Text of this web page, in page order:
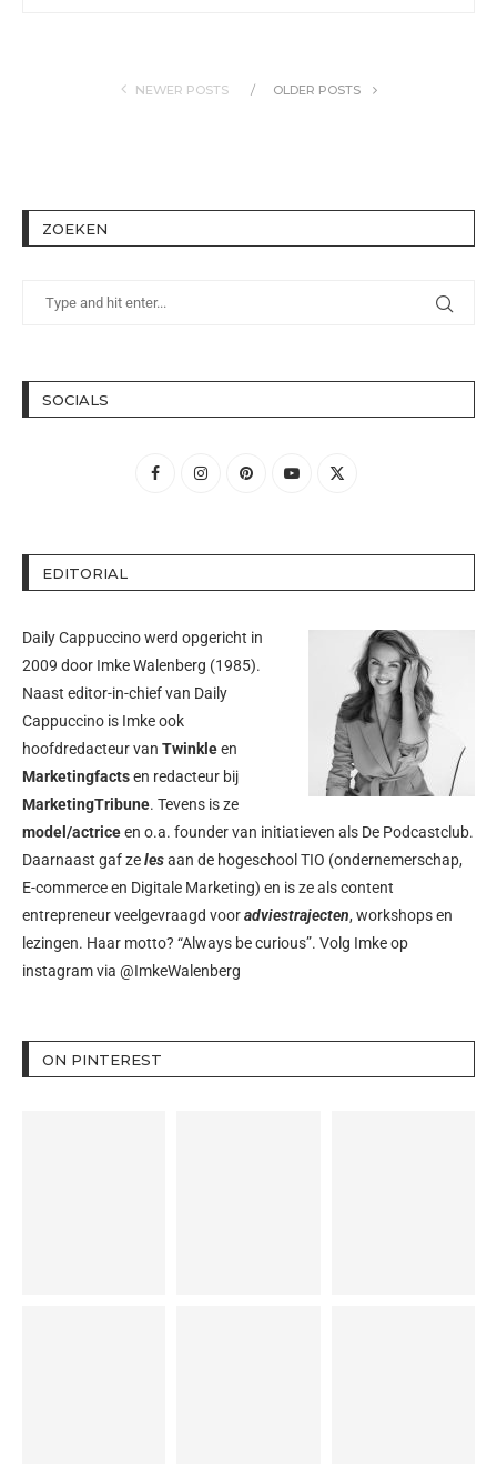
NEWER POSTS OLDER POSTS
ZOEKEN
SOCIALS
EDITORIAL
Daily Cappuccino werd opgericht in
2009 door Imke Walenberg (1985).
Naast editor-in-chief van Daily
Cappuccino is Imke ook
hoofdredacteur van Twinkleen
Marketingfactsen redacteur bij
MarketingTribune. Tevens is ze
model/actriceen o.a. founder van initiatieven als De Podcastclub.
Daarnaast gaf zelesaan de hogeschool TIO (ondernemerschap,
E-commerce en Digitale Marketing) en is ze als content
entrepreneur veelgevraagd vooradviestrajecten, workshops en
lezingen. Haar motto? “Always be curious”. Volg Imke op
instagram via @ImkeWalenberg
ON PINTEREST